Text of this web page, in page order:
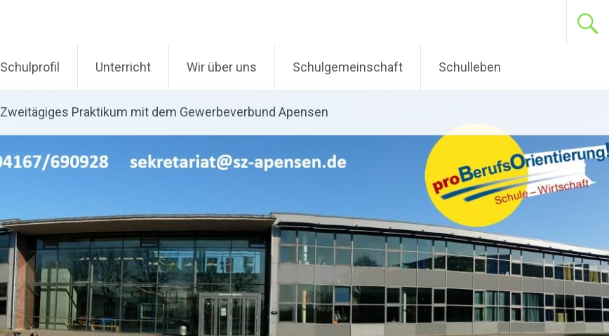
Schulprofil Unterricht Wir über uns Schulgemeinschaft Schulleben
Zweitägiges Praktikum mit dem Gewerbeverbund Apensen